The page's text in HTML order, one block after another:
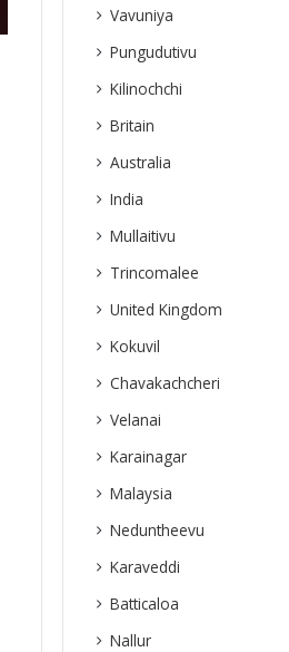
Vavuniya
Pungudutivu
Kilinochchi
Britain
Australia
India
Mullaitivu
Trincomalee
United Kingdom
Kokuvil
Chavakachcheri
Velanai
Karainagar
Malaysia
Neduntheevu
Karaveddi
Batticaloa
Nallur